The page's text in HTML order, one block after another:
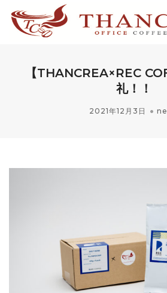
【THANCREA×REC
礼！！
2021年12月3日